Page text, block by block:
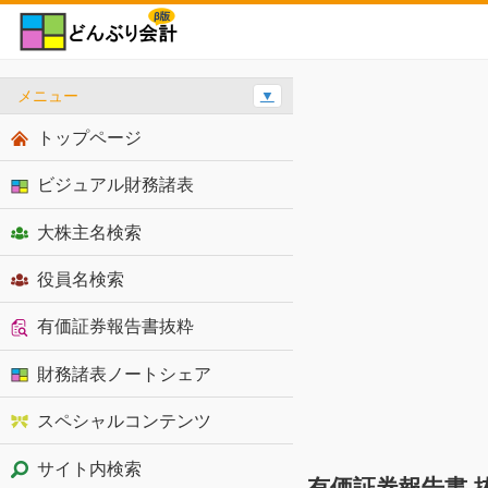
メニュー ▼
トップページ
ビジュアル財務諸表
大株主名検索
役員名検索
有価証券報告書抜粋
財務諸表ノートシェア
スペシャルコンテンツ
サイト内検索